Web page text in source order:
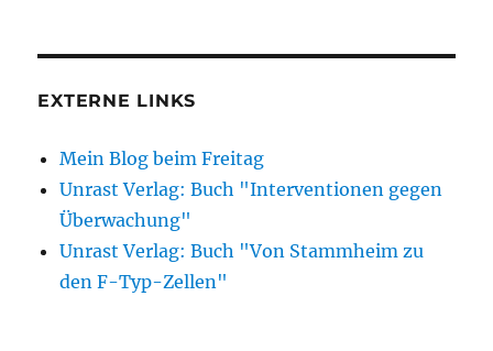
EXTERNE LINKS
Mein Blog beim Freitag
Unrast Verlag: Buch "Interventionen gegen
Überwachung"
Unrast Verlag: Buch "Von Stammheim zu
den F-Typ-Zellen"